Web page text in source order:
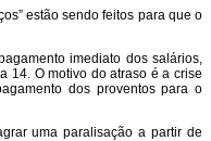
estão sendo feitos para que o
imediato dos salários,
14. O motivo do atraso é a crise
dos proventos para o
uma paralisação a partir de